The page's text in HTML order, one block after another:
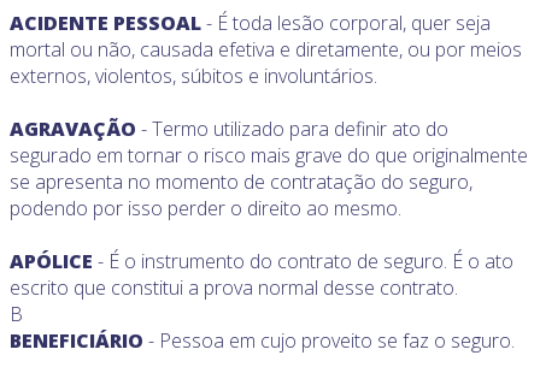
ACIDENTE PESSOAL- É toda lesão corporal, quer seja
mortal ou não, causada efetiva e diretamente, ou por meios
externos, violentos, súbitos e involuntários.
AGRAVAÇÃO - Termo utilizado para definir ato do
segurado em tornar o risco mais grave do que originalmente
se apresenta no momento de contratação do seguro,
podendo por isso perder o direito ao mesmo.
APÓLICE - É o instrumento do contrato de seguro. É o ato
escrito que constitui a prova normal desse contrato.
B
BENEFICIÁRIO - Pessoa em cujo proveito se faz o seguro.